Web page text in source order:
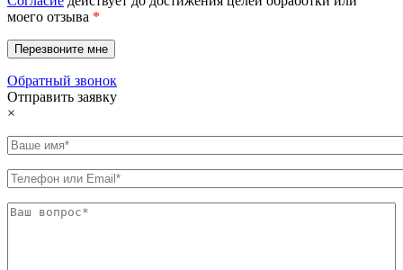
моего отзыва *
Обратный звонок
Отправить заявку
×